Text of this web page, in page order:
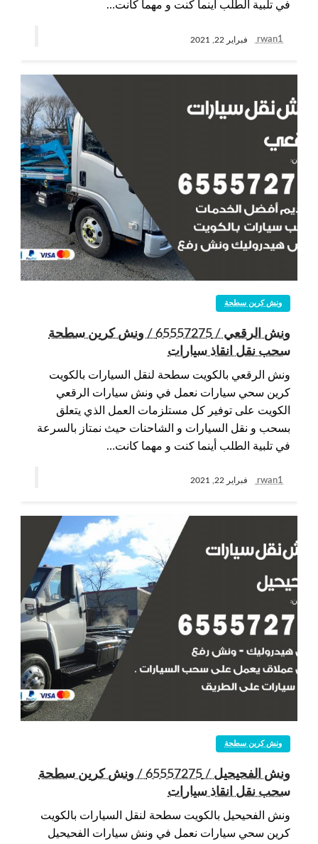
في تلبية الطلب أينما كنت و مهما كانت…
rwan1 فبراير 22, 2021
ونش كرين سطحة
ونش الرقعي / 65557275 / ونش كرين سطحة
سحب نقل انقاذ سيارات
ونش الرقعي بالكويت سطحة لنقل السيارات بالكويت
كرين سحي سيارات نعمل في ونش سيارات الرقعي
الكويت على توفير كل مستلزمات العمل الذي يتعلق
بسحب و نقل السيارات و الشاحنات حيث نمتاز بالسرعة
في تلبية الطلب أينما كنت و مهما كانت…
rwan1 فبراير 22, 2021
ونش كرين سطحة
ونش الفحيحيل / 65557275 / ونش كرين سطحة
سحب نقل انقاذ سيارات
ونش الفحيحيل بالكويت سطحة لنقل السيارات بالكويت
كرين سحي سيارات نعمل في ونش سيارات الفحيحيل